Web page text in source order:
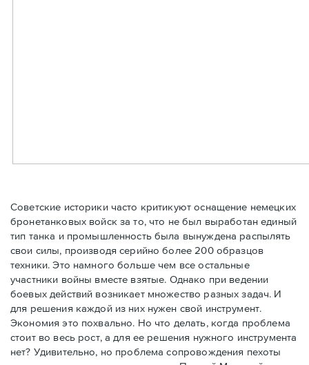
Советские историки часто критикуют оснащение немецких
бронетанковых войск за то, что не был выработан единый
тип танка и промышленность была вынуждена распылять
свои силы, производя серийно более 200 образцов
техники. Это намного больше чем все остальные
участники войны вместе взятые. Однако при ведении
боевых действий возникает множество разных задач. И
для решения каждой из них нужен свой инструмент.
Экономия это похвально. Но что делать, когда проблема
стоит во весь рост, а для ее решения нужного инструмента
нет? Удивительно, но проблема сопровождения пехоты